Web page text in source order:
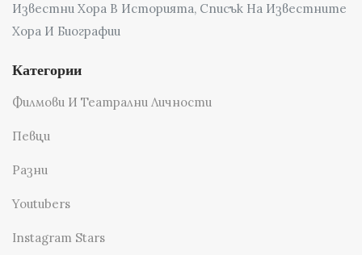
Известни Хора В Историята, Списък На Известните
Хора И Биографии
Категории
Филмови И Театрални Личности
Певци
Разни
Youtubers
Instagram Stars